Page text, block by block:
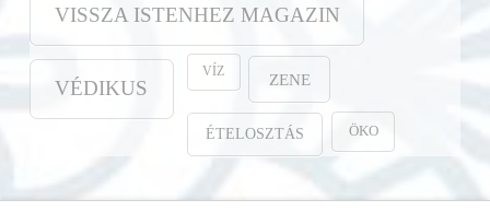
VISSZA ISTENHEZ MAGAZIN
VÉDIKUS
VÍZ ZENE
ÉTELOSZTÁS ÖKO